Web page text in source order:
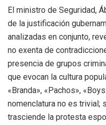
El ministro de Seguridad,
de la justificación
analizadas en conjunto,
no exenta de
presencia de grupos
que evocan la cultura
«Branda», «Pachos»,
nomenclatura no es trivial;
trasciende la protesta